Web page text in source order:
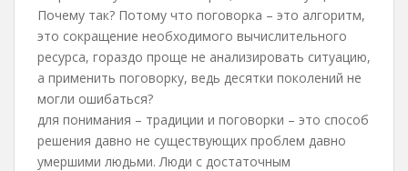
Почему так? Потому что поговорка – это алгоритм,
это сокращение необходимого вычислительного
ресурса, гораздо проще не анализировать ситуацию,
а применить поговорку, ведь десятки поколений не
могли ошибаться?
для понимания – традиции и поговорки – это способ
решения давно не существующих проблем давно
умершими людьми. Люди с достаточным